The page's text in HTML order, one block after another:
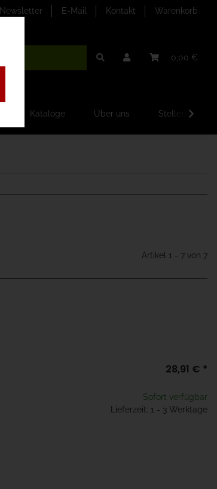
Newsletter E-Mail Kontakt Warenkorb
0,00 €
Kataloge Über uns
Artikel 1 - 7 von 7
28,91 € *
Sofort verfügbar
Lieferzeit: 1 - 3 Werktage